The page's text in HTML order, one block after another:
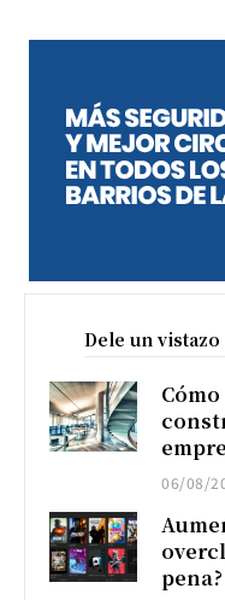
Dele un
06/08/
pena?